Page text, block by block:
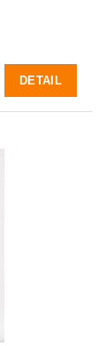
DETAIL